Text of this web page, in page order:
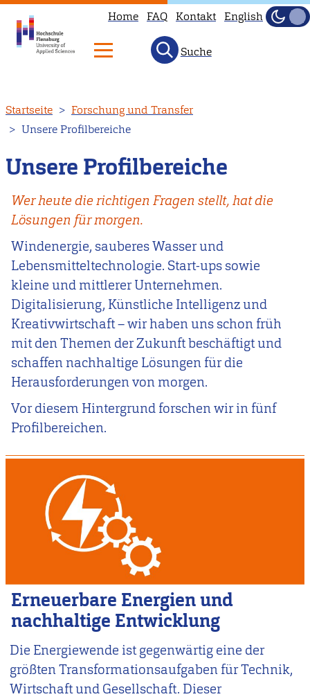
zum
Inhalt
Home FAQ Kontakt English
Hell
Suche
Startseite
Forschung und Transfer
Unsere Profilbereiche
Unsere Profilbereiche
Wer heute die richtigen Fragen stellt, hat die
Lösungen für morgen.
Windenergie, sauberes Wasser und
Lebensmitteltechnologie. Start-ups sowie
kleine und mittlerer Unternehmen.
Digitalisierung, Künstliche Intelligenz und
Kreativwirtschaft – wir haben uns schon früh
mit den Themen der Zukunft beschäftigt und
schaffen nachhaltige Lösungen für die
Herausforderungen von morgen.
Vor diesem Hintergrund forschen wir in fünf
Profilbereichen.
Erneuerbare Energien und
nachhaltige Entwicklung
Die Energiewende ist gegenwärtig eine der
größten Transformationsaufgaben für Technik,
Wirtschaft und Gesellschaft. Dieser